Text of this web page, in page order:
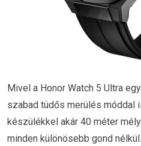
Mivel a Honor Watch 5 Ultra
szabad tüdős merülés móddal
készülékkel akár 40 méter
minden különösebb gond